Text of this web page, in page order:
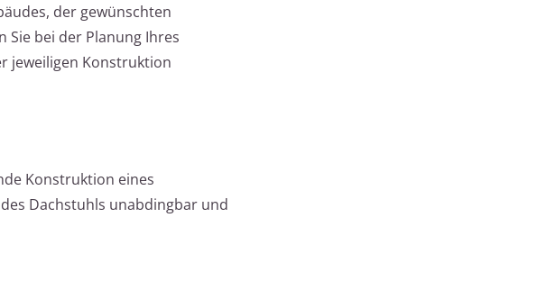
der gewünschten
bei der Planung Ihres
jeweiligen Konstruktion
Konstruktion eines
Dachstuhls unabdingbar und